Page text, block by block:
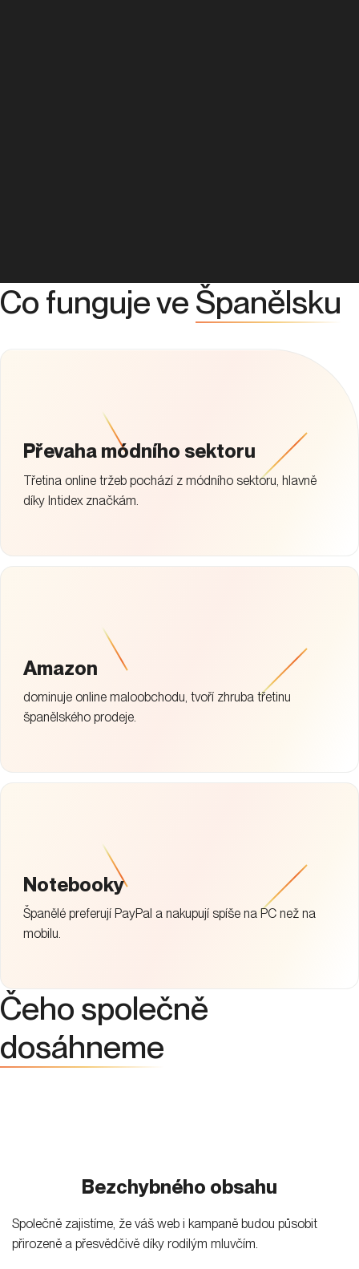
Co funguje ve Španělsku
Převaha módního sektoru
Třetina online tržeb pochází z módního sektoru, hlavně
díky Intidex značkám.
Amazon
dominuje online maloobchodu, tvoří zhruba třetinu
španělského prodeje.
Notebooky
Španělé preferují PayPal a nakupují spíše na PC než na
mobilu.
Čeho společně
dosáhneme
Bezchybného obsahu
Společně zajistíme, že váš web i kampaně budou působit
přirozeně a přesvědčivě díky rodilým mluvčím.